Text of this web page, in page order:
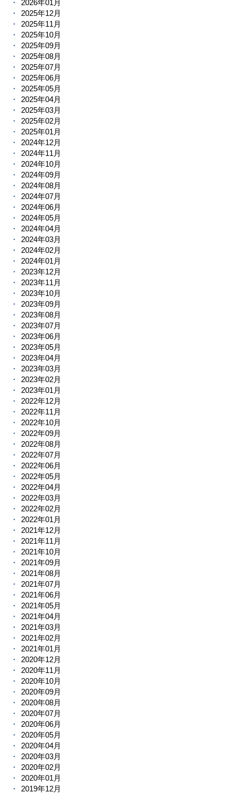
2026年01月
2025年12月
2025年11月
2025年10月
2025年09月
2025年08月
2025年07月
2025年06月
2025年05月
2025年04月
2025年03月
2025年02月
2025年01月
2024年12月
2024年11月
2024年10月
2024年09月
2024年08月
2024年07月
2024年06月
2024年05月
2024年04月
2024年03月
2024年02月
2024年01月
2023年12月
2023年11月
2023年10月
2023年09月
2023年08月
2023年07月
2023年06月
2023年05月
2023年04月
2023年03月
2023年02月
2023年01月
2022年12月
2022年11月
2022年10月
2022年09月
2022年08月
2022年07月
2022年06月
2022年05月
2022年04月
2022年03月
2022年02月
2022年01月
2021年12月
2021年11月
2021年10月
2021年09月
2021年08月
2021年07月
2021年06月
2021年05月
2021年04月
2021年03月
2021年02月
2021年01月
2020年12月
2020年11月
2020年10月
2020年09月
2020年08月
2020年07月
2020年06月
2020年05月
2020年04月
2020年03月
2020年02月
2020年01月
2019年12月